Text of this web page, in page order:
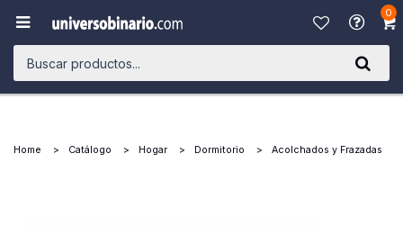
0

Home Catálogo Hogar Dormitorio Acolchados y Frazadas